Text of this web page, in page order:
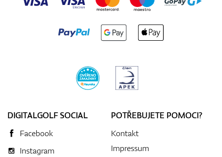
DIGITALGOLF SOCIAL
Facebook
Instagram
POTŘEBUJETE POMOCI?
Kontakt
Impressum